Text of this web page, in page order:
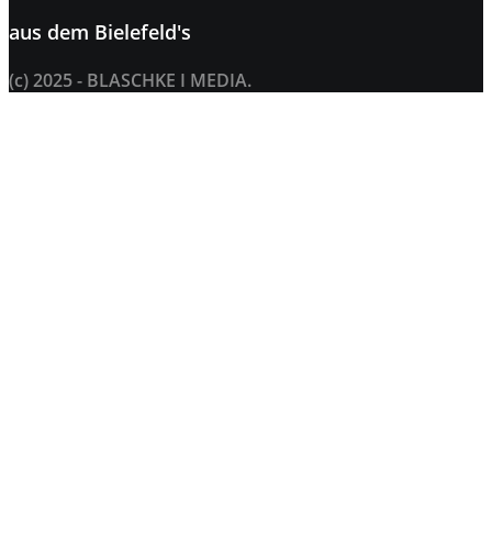
aus dem Bielefeld's
(c) 2025 - BLASCHKE I MEDIA.